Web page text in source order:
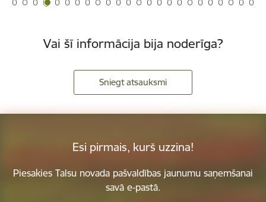
Vai šī informācija bija noderīga?
Sniegt atsauksmi
Esi pirmais, kurš uzzina!
Piesakies Talsu novada pašvaldības jaunumu saņemšanai
savā e-pastā.